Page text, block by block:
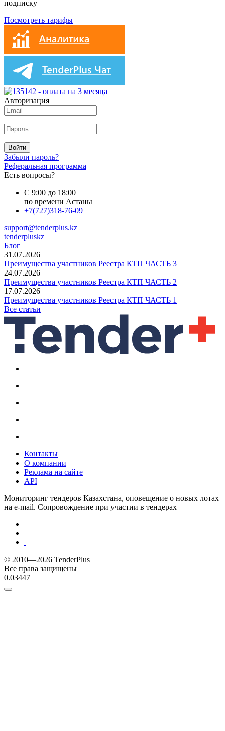
подписку
Посмотреть тарифы
Авторизация
Войти
Забыли пароль?
Реферальная программа
Есть вопросы?
С 9:00 до 18:00
по времени Астаны
+7(727)318-76-09
support@tenderplus.kz
tenderpluskz
Блог
31.07.2026
Преимущества участников Реестра КТП ЧАСТЬ 3
24.07.2026
Преимущества участников Реестра КТП ЧАСТЬ 2
17.07.2026
Преимущества участников Реестра КТП ЧАСТЬ 1
Все статьи
Контакты
О компании
Реклама на сайте
API
Мониторинг тендеров Казахстана, оповещение о новых лотах
на e-mail. Сопровождение при участии в тендерах
© 2010—2026 TenderPlus
Все права защищены
0.03447